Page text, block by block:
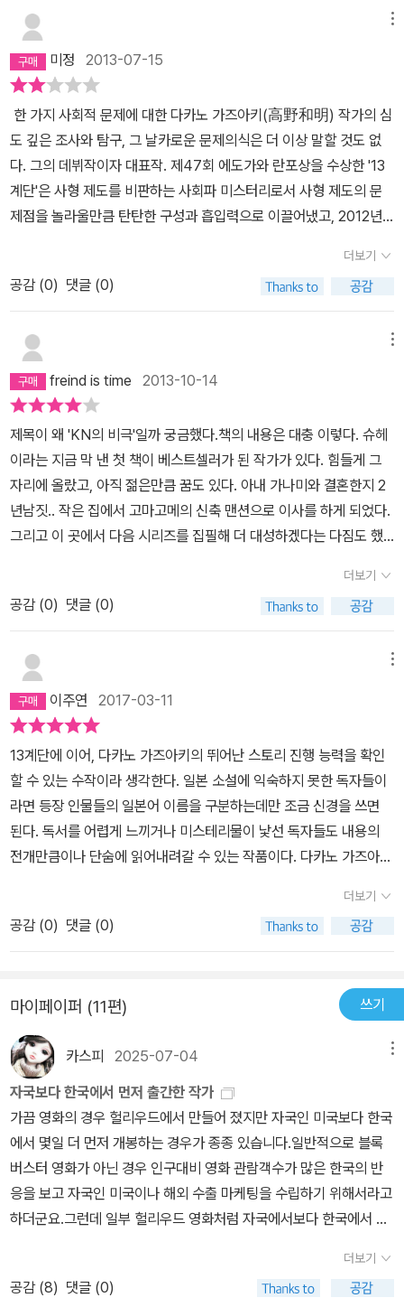
미정 2013-07-15
한 가지 사회적 문제에 대한 다카노 가즈아키(高野和明) 작가의 심
도 깊은 조사와 탐구, 그 날카로운 문제의식은 더 이상 말할 것도 없
다. 그의 데뷔작이자 대표작. 제47회 에도가와 란포상을 수상한 '13
계단'은 사형 제도를 비판하는 사회파 미스터리로서 사형 제도의 문
제점을 놀라울만큼 탄탄한 구성과 흡입력으로 이끌어냈고, 2012년
는 인간 학살에 대한 역사의식을 담아내어 논란이 된 바가 있다. 그런
그가 KN의 비극(K.Nの悲劇)에서는 '중절'이라는 문제에 눈을 돌렸
다. '네가 말하는 대로지. 나는 이 손으로 수많은 아기를 죽여 왔어. 왠
지 알아? 무책임한 부모가. 사회가 아기를 죽이길 원해서였어!' KN의
비극에서는 두 명의 'K.N'이 등장한다. 젊은 나이에 일약 베스트셀러
작가 자리에 오른 기자인 슈헤이와 결혼하여 계획되지 않은 임신을
하게 된 나쓰키 가나미. 그리고 가나미의 친구인 나카무라 구미이다.
슈헤이는 베스트셀러에 오른 작품을 통하여 거액의 인세를 얻었다.
그리고 그 돈으로 맨션을 장만했고 가나미와의 행복한 결혼생활이 펼
쳐지는 듯 했다. 그러나 갑작스러운 아내의 임신 사실에 기쁨보다 먼
저 찾아오는 계산. 수입과 빚, 양육비와 생활비... 결국 경제적으로 어
렵다고 생각한 슈헤이는 가나미에게 중정을 하자고 설득하고 가나미
는 이를 받아들인다. 그러나 중절을 위하여 병원에 찾아가자 갑자기
경련을 일으키며 다른 인격이 들어온 것처럼 공포스러운 모습을 보여
기 위하여 나카무라 구미를 찾아 나서고 산부인과 의사이자 정신과
의사인 이소가이는 가나미를 치료하고자 노력한다. 아내의 마음을 잠
식한 것은 정신적인 문제인가. 아니면 심령 현상인가. 두 명의 'K.
N'에게 닥쳐온 비극이 생명의 소중함에 대한 고민과 시사점을 던진
다. 슈헤이는 테이블 위에 놓인 나카무라 구미 명의의 모자 보건 수첩
을 바라봤다. 흔해 빠진 이름이라는 생각이 들었다. 마치 여성 전체를
대변하고 있기라도 하듯....... 하지만 '중절'이라는 사회적으로 민감한
문제를 선택했으나, 그 메시지를 독자에게 제대로 전달할 수 있었느
었던 맛깔나는 표지와 달리 개인적으로 이 책의 재미는 아쉽게만 느
껴졌다. 다카노 가즈아키 작가는 13계단에서 사형수의 공포심을 생생
하게 묘사하고 탄탄한 구성의 스토리텔링을 통해 독자에게 충격과 몰
다. 다소 딱딱하게 느껴지는 문장은 물론이고 무엇보다도 반복되는
구성, 쓸데없는 지면의 낭비가 가독성을 흐려 반복되는 이야기에 곧
잘 지루함을 느끼고 책을 덮게되고는 했다. 의사인 이소가이는 계속
해서 슈헤이의 아내인 가나미에게 찾아온 정신병이 무엇인지 찾아내
려고 노력한다. 가나미의 상태를 해명하는 것은 이 작품에서 꼭 필요
한 장면이지만, 의학서를 뒤지다가 결국 '답이 나오지 않는다'로 끝나
는 내용도, 결과도 다르지 않은 장면이 여러 번 반복되어 몰입도와 가
독성을 낮춘다. 사형수의 오명을 벗기기 위하여 사형 제도에 대해 알
아보고 그를 통해 사형 제도를 비판하는 '목적'과 '탐구'과 정확히 일치
하던 13계단과 다르게 이 작품에서 가나미의 '정신병에 대한 조사'는
'중절'과 '생명'이라는 작품의 주제와는 전혀 동떨어져있는 탐구이다.
작가는 이 작품에서 의사인 이소가이에게 정신병에 대한 의학서를 읽
더보기
공감 (0) 댓글 (0)
freind is time 2013-10-14
제목이 왜 'KN의 비극'일까 궁금했다.책의 내용은 대충 이렇다. 슈헤
이라는 지금 막 낸 첫 책이 베스트셀러가 된 작가가 있다. 힘들게 그
자리에 올랐고, 아직 젊은만큼 꿈도 있다. 아내 가나미와 결혼한지 2
년남짓.. 작은 집에서 고마고메의 신축 맨션으로 이사를 하게 되었다.
그리고 이 곳에서 다음 시리즈를 집필해 더 대성하겠다는 다짐도 했
어하는 것은 아니지만 경제적 사정이 집 대출금 갚기도 빠듯하다. 슈
헤이는 고정적인 수입이 있는 것도 아니기 때문에 부부는 아이를 지
우기로 결심한다. 그런데 지우기로 결심한 후부터 아내가 이상하다.
꼭 내 아내가 아닌 것만 같다. 이 책은 사회에 팽배해 있는 이기적인
이하의 태아는 합법적으로 중절이 가능했다. 고로 21주 이전의 태아
는 생명으로 보지 않는다는 것이다. 하지만 과연 21주 이전의 태아는
생명이 아닐까? 이 문제에 대해 생각해 보게 하는 책이다. 아이를 지
우는 것이 과연 나를 위해서 좋은 것일까? 내가 좀 더 편하게 살기 위
해서 생명이 희생되어야 하는 것일까?마음을 울리는 내용이다. 남자
든 여자든 한 번쯤을 읽어보며, 이 문제에 대해 한 번 생각해보면 좋을
듯 하다.
더보기
공감 (0) 댓글 (0)
이주연 2017-03-11
13계단에 이어, 다카노 가즈아키의 뛰어난 스토리 진행 능력을 확인
할 수 있는 수작이라 생각한다. 일본 소설에 익숙하지 못한 독자들이
라면 등장 인물들의 일본어 이름을 구분하는데만 조금 신경을 쓰면
된다. 독서를 어렵게 느끼거나 미스테리물이 낯선 독자들도 내용의
전개만큼이나 단숨에 읽어내려갈 수 있는 작품이다. 다카노 가즈아키
보일드 카테고리의 스타일에 포함되는 듯 한데, 평소 매우 고전적인
미장센의 본격 미스테리물을 선호하는 나에게도 매우 매력적인 작품
이었다. 등장인물들의 성격과 개별적 비하인드 스토리가 어떠한 반전
니다. 그러나 전체적 구성이 탄탄하며, 담아내고자 하는 정보, 메시지
와 풀어가려 한 메인스토리는 완벽하게 집필한 것으로 보인다. 작품
의 분위기는 매우 강렬하며, 숨이 조여오는 긴박함이 전반적이다. 때
문에 미스테리 매니아들 중에서도 고전적 분위기가 내뿜는 스산함을
좋아하는 독자들은 크게 선호하지 않을 수 있다. 나 역시도 다카노 작
가의 작품은 13계단과 이 작품만을 강력 추천하고 싶으며, 이 작품보
다도 더 공상적인 소재들로 집필한 다른 몇 작품들은 크게 선호하진
않는다. 다만 이러한 취향은 매우 헤비한 미스테리물 매니아들에게나
중요한 부분일 뿐, 일반소설 독자층들에게는 아야츠지 유키토나 요코
스 있으리라 본다. 앞으로 일본 미스테리 장르 소설들이 더욱 활발히
국내에 번역되기를 학수고대하는 마음으로 처음 리뷰를 작성해본다.
더보기
공감 (0) 댓글 (0)
마이페이퍼 (11편) 쓰기
카스피 2025-07-04
자국보다 한국에서 먼저 출간한 작가
가끔 영화의 경우 헐리우드에서 만들어 졌지만 자국인 미국보다 한국
에서 몇일 더 먼저 개봉하는 경우가 종종 있습니다.일반적으로 블록
버스터 영화가 아닌 경우 인구대비 영화 관람객수가 많은 한국의 반
응을 보고 자국인 미국이나 해외 수출 마케팅을 수립하기 위해서라고
하더군요.그런데 일부 헐리우드 영화처럼 자국에서보다 한국에서 먼
지 출간)일본 추리소설의 거장중 한명인 다카노 카즈아키의 신작 죽
은자에게 입이있다는 단편집입니다. 초자연적인 요소가 가득 다긴 신
더보기
공감 (8) 댓글 (0)